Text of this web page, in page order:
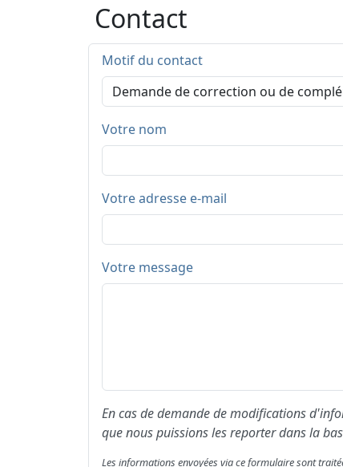
Contact
Motif du contact
Votre nom
Votre adresse e-mail
Votre message
En cas de demande de modifications
que nous puissions les reporter dans la
Les informations envoyées via ce formulaire sont